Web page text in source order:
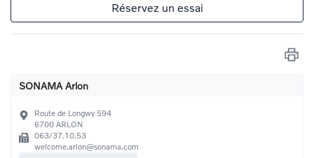
Réservez un essai
SONAMA Arlon
Route de Longwy 594
6700 ARLON
063/37.10.53
welcome.arlon@sonama.com